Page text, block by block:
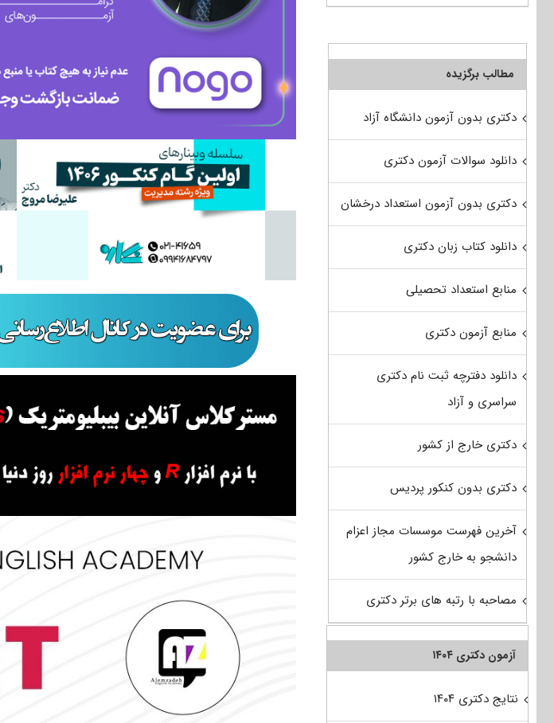
مطالب برگزیده
دکتری بدون آزمون دانشگاه آزاد
دانلود سوالات آزمون دکتری
دکتری بدون آزمون استعداد درخشان
دانلود کتاب زبان دکتری
منابع استعداد تحصیلی
منابع آزمون دکتری
دانلود دفترچه ثبت نام دکتری
سراسری و آزاد
دکتری خارج از کشور
دکتری بدون کنکور پردیس
آخرین فهرست موسسات مجاز اعزام
دانشجو به خارج کشور
مصاحبه با رتبه های برتر دکتری
آزمون دکتری ۱۴۰۴
نتایج دکتری ۱۴۰۴